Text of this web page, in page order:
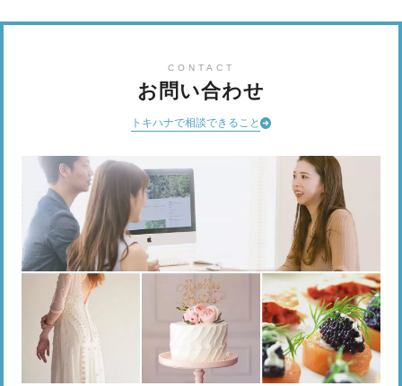
CONTACT
お問い合わせ
トキハナで相談できること